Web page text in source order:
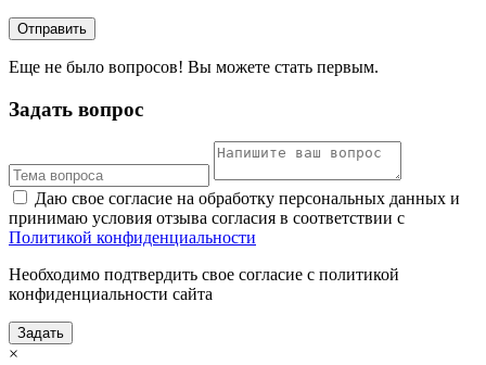
Отправить
Еще не было вопросов! Вы можете стать первым.
Задать вопрос
Даю свое согласие на обработку персональных данных и
принимаю условия отзыва согласия в соответствии с
Политикой конфиденциальности
Необходимо подтвердить свое согласие с политикой
конфиденциальности сайта
Задать
×